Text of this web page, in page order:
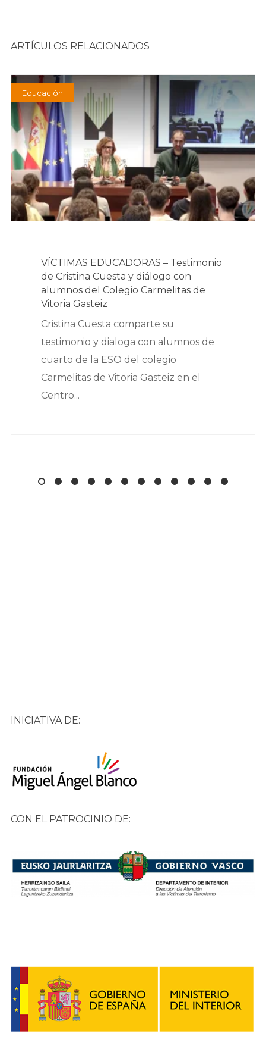
ARTÍCULOS RELACIONADOS
Educación
VÍCTIMAS EDUCADORAS – Testimonio
de Cristina Cuesta y diálogo con
alumnos del Colegio Carmelitas de
Vitoria Gasteiz
Cristina Cuesta comparte su
testimonio y dialoga con alumnos de
cuarto de la ESO del colegio
Carmelitas de Vitoria Gasteiz en el
Centro...
INICIATIVA DE:
CON EL PATROCINIO DE: